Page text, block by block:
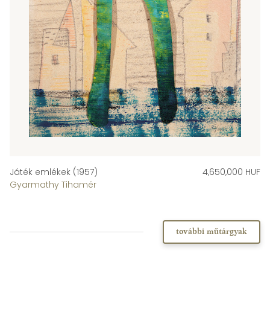
Játék emlékek (1957)
Gyarmathy Tihamér
4,650,000 HUF
további műtárgyak